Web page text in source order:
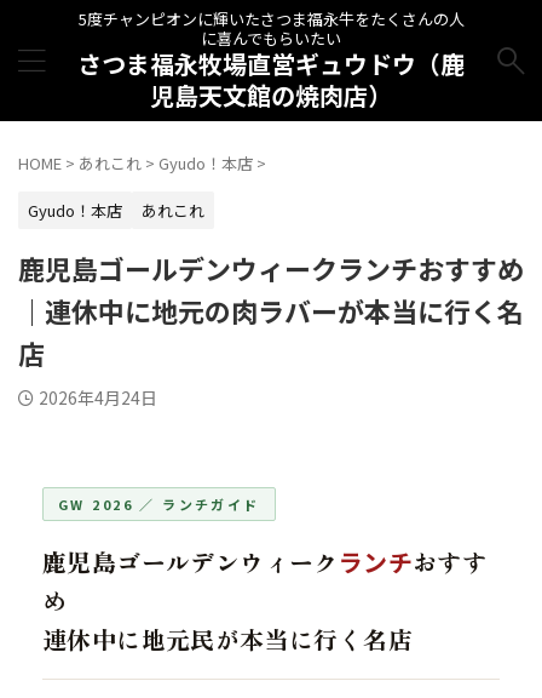
5度チャンピオンに輝いたさつま福永牛をたくさんの人
に喜んでもらいたい
さつま福永牧場直営ギュウドウ（鹿
児島天文館の焼肉店）
HOME > あれこれ > Gyudo！本店 >
Gyudo！本店 あれこれ
鹿児島ゴールデンウィークランチおすすめ
｜連休中に地元の肉ラバーが本当に行く名
店
2026年4月24日
GW 2026 ／ ランチガイド
鹿児島ゴールデンウィーク ランチおすす
め
連休中に地元民が本当に行く名店